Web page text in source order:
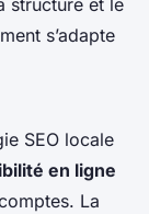
structure et le
s’adapte
SEO locale
en ligne
La